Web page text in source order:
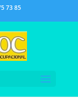
73 85